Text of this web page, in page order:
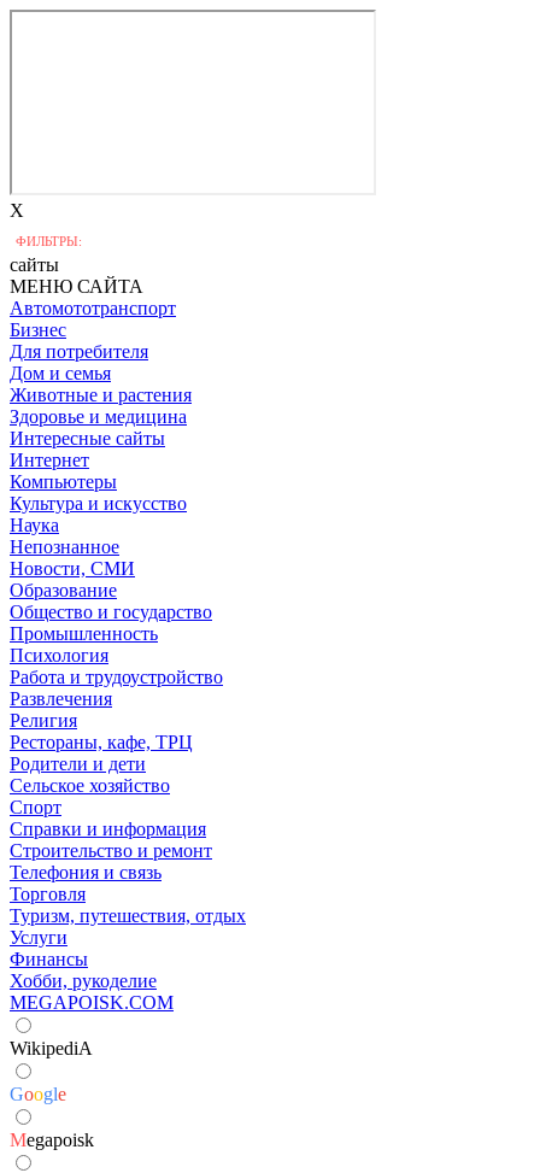
X
ФИЛЬТРЫ:
сайты
МЕНЮ САЙТА
Автомототранспорт
Бизнес
Для потребителя
Дом и семья
Животные и растения
Здоровье и медицина
Интересные сайты
Интернет
Компьютеры
Культура и искусство
Наука
Непознанное
Новости, СМИ
Образование
Общество и государство
Промышленность
Психология
Работа и трудоустройство
Развлечения
Религия
Рестораны, кафе, ТРЦ
Родители и дети
Сельское хозяйство
Спорт
Справки и информация
Строительство и ремонт
Телефония и связь
Торговля
Туризм, путешествия, отдых
Услуги
Финансы
Хобби, рукоделие
MEGAPOISK.COM
WikipediA
Google
Megapoisk